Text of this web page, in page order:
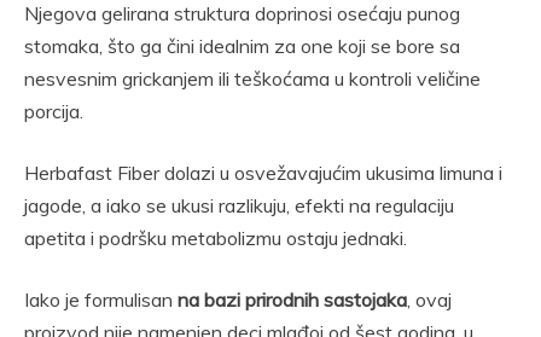
Njegova gelirana struktura doprinosi osećaju punog
stomaka, što ga čini idealnim za one koji se bore sa
nesvesnim grickanjem ili teškoćama u kontroli veličine
porcija.
Herbafast Fiber dolazi u osvežavajućim ukusima limuna i
jagode, a iako se ukusi razlikuju, efekti na regulaciju
apetita i podršku metabolizmu ostaju jednaki.
Iako je formulisan na bazi prirodnih sastojaka, ovaj